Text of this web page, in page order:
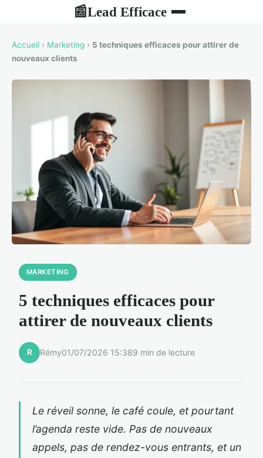
📰Lead Efficace
Accueil › Marketing › 5 techniques efficaces pour attirer de
nouveaux clients
MARKETING
5 techniques efficaces pour
attirer de nouveaux clients
R Rémy01/07/2026 15:389 min de lecture
Le réveil sonne, le café coule, et pourtant
l’agenda reste vide. Pas de nouveaux
appels, pas de rendez-vous entrants, et un